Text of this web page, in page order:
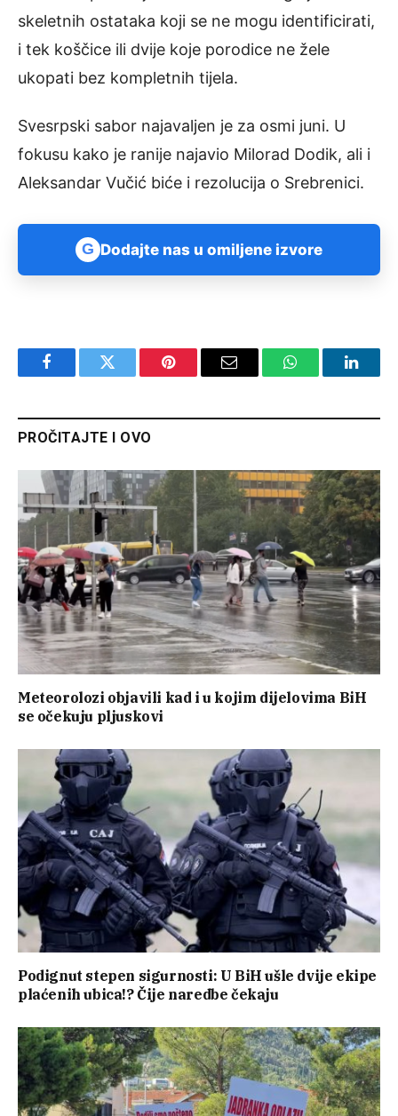
skeletnih ostataka koji se ne mogu identificirati,
i tek koščice ili dvije koje porodice ne žele
ukopati bez kompletnih tijela.
Svesrpski sabor najavaljen je za osmi juni. U
fokusu kako je ranije najavio Milorad Dodik, ali i
Aleksandar Vučić biće i rezolucija o Srebrenici.
G Dodajte nas u omiljene izvore
FacebookTwitter Pinterest Email WhatsApp
PROČITAJTE I OVO
Meteorolozi objavili kad i u kojim dijelovima BiH
se očekuju pljuskovi
Podignut stepen sigurnosti: U BiH ušle dvije ekipe
plaćenih ubica!? Čije naredbe čekaju